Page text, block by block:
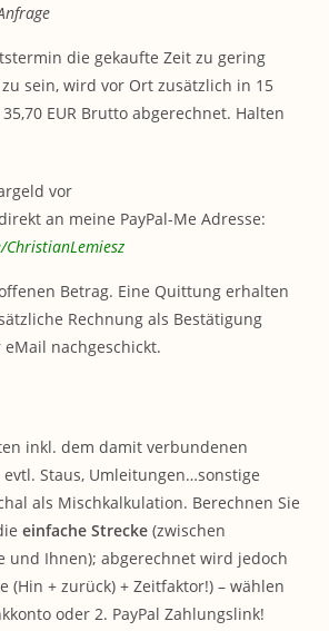
die gekaufte Zeit zu gering
sein, wird vor Ort zusätzlich in 15
EUR Brutto abgerechnet. Halten
vor
an meine PayPal-Me Adresse:
Betrag. Eine Quittung erhalten
Rechnung als Bestätigung
nachgeschickt.
inkl. dem damit verbundenen
Staus, Umleitungen…sonstige
als Mischkalkulation. Berechnen Sie
einfache Strecke (zwischen
und Ihnen); abgerechnet wird jedoch
(Hin + zurück) + Zeitfaktor!) – wählen
oder 2. PayPal Zahlungslink!